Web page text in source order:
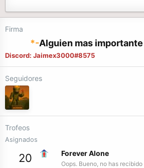
Firma
*-Alguien mas
Discord: Jaimex3000#8575
Seguidores
Trofeos
Asignados
20 Forever Alone
Oops. Bueno, no has